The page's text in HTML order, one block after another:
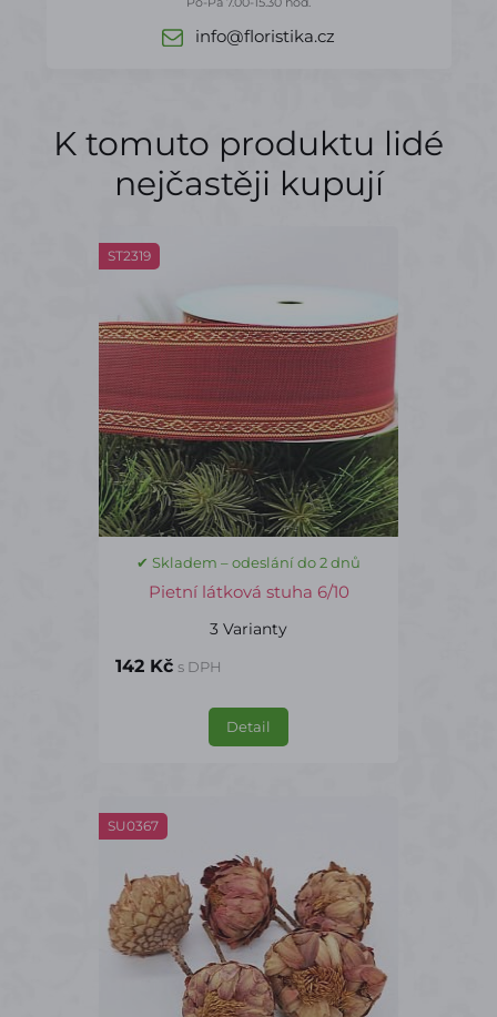
info@floristika.cz
K tomuto produktu lidé
nejčastěji kupují
ST2319
✔ Skladem – odeslání do 2 dnů
Pietní látková stuha 6/10
3 Varianty
142 Kč s DPH
Detail
SU0367